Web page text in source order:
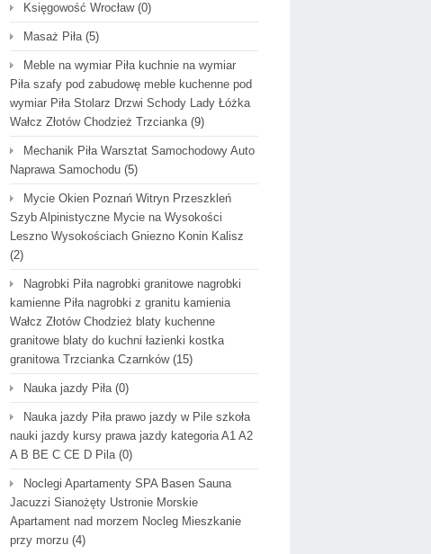
Księgowość Wrocław(0)
Masaż Piła(5)
Meble na wymiar Piła kuchnie na wymiar
Piła szafy pod zabudowę meble kuchenne pod
wymiar Piła Stolarz Drzwi Schody Lady Łóżka
Wałcz Złotów Chodzież Trzcianka(9)
Mechanik Piła Warsztat Samochodowy Auto
Naprawa Samochodu (5)
Mycie Okien Poznań Witryn Przeszkleń
Szyb Alpinistyczne Mycie na Wysokości
Leszno Wysokościach Gniezno Konin Kalisz
(2)
Nagrobki Piła nagrobki granitowe nagrobki
kamienne Piła nagrobki z granitu kamienia
Wałcz Złotów Chodzież blaty kuchenne
granitowe blaty do kuchni łazienki kostka
granitowa Trzcianka Czarnków(15)
Nauka jazdy Piła(0)
Nauka jazdy Piła prawo jazdy w Pile szkoła
nauki jazdy kursy prawa jazdy kategoria A1 A2
A B BE C CE D Pila(0)
Noclegi Apartamenty SPA Basen Sauna
Jacuzzi Sianożęty Ustronie Morskie
Apartament nad morzem Nocleg Mieszkanie
przy morzu (4)